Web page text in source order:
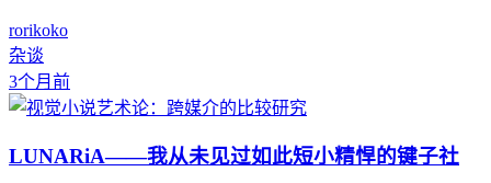
rorikoko
杂谈
3个月前
LUNARiA——我从未见过如此短小精悍的键子社